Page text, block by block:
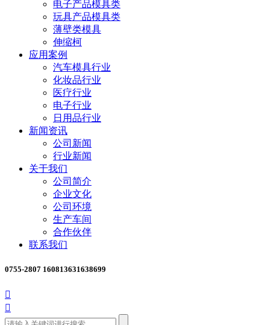
电子产品模具类
玩具产品模具类
薄壁类模具
伸缩柯
应用案例
汽车模具行业
化妆品行业
医疗行业
电子行业
日用品行业
新闻资讯
公司新闻
行业新闻
关于我们
公司简介
企业文化
公司环境
生产车间
合作伙伴
联系我们
0755-2807 160813631638699

